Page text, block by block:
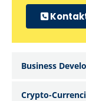
Business
Crypto-